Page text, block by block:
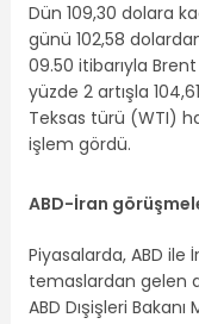
Dün 109,30 dolara
günü 102,58
09.50 itibarıyla
yüzde 2 artışla
Teksas türü (WTI)
işlem gördü.
ABD-İran
Piyasalarda, ABD
temaslardan gelen
ABD Dışişleri